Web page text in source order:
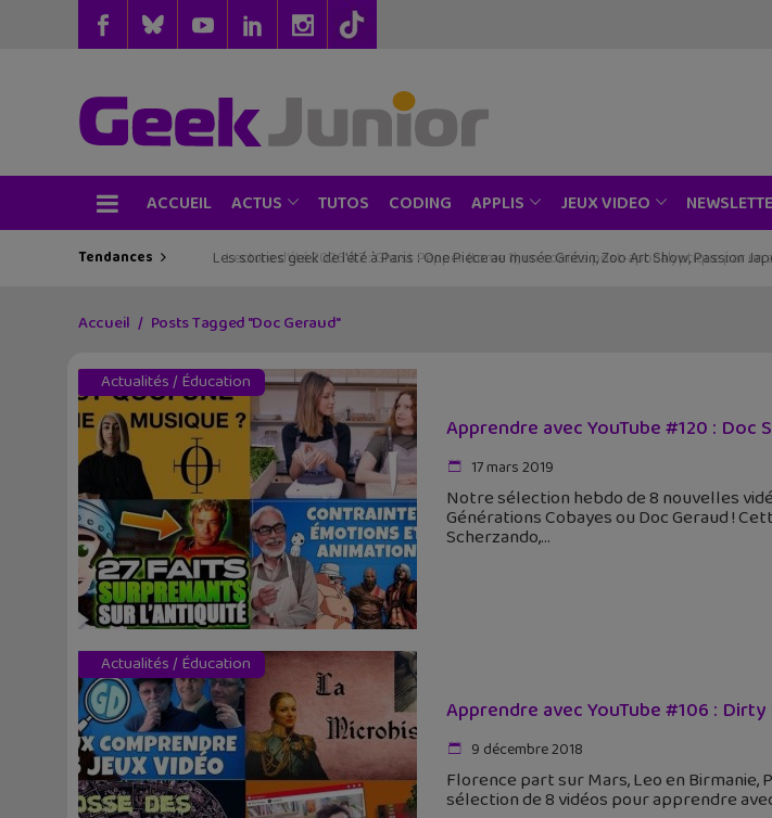
ACCUEIL ACTUS TUTOS CODING APPLIS JEUX VIDEO
Tendances Les sorties geek de l’été à Paris : One Piece au musée Grévin, Zoo Art Show, Passion
Accueil Posts Tagged "Doc Geraud"
Actualités/ Éducation
Apprendre avec YouTube #120 : Doc
17 mars 2019
Notre sélection hebdo de 8 nouvelles
Générations Cobayes ou Doc Geraud !
Scherzando,
Actualités/ Éducation
Apprendre avec YouTube #106 :
9 décembre 2018
Florence part sur Mars, Leo en Birmanie,
sélection de 8 vidéos pour apprendre